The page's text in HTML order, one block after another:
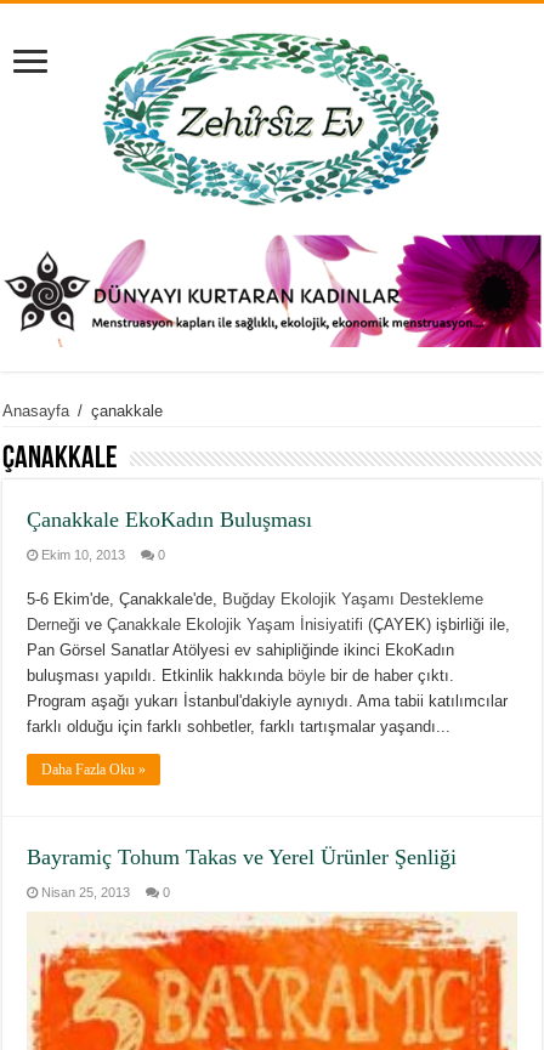
Anasayfa / çanakkale
çanakkale
Çanakkale EkoKadın Buluşması
Ekim 10, 2013 0
5-6 Ekim'de, Çanakkale'de, Buğday Ekolojik Yaşamı Destekleme
Derneği veÇanakkale Ekolojik Yaşam İnisiyatifi (ÇAYEK) işbirliği ile,
Pan Görsel Sanatlar Atölyesi ev sahipliğinde ikinci EkoKadın
buluşması yapıldı. Etkinlik hakkındaböyle bir de haber çıktı.
Program aşağı yukarı İstanbul'dakiyle aynıydı. Ama tabii katılımcılar
farklı olduğu için farklı sohbetler, farklı tartışmalar yaşandı...
Daha Fazla Oku »
Bayramiç Tohum Takas ve Yerel Ürünler Şenliği
Nisan 25, 2013 0